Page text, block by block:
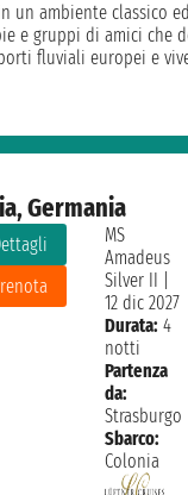
ambiente classico
e gruppi di amici
fluviali europei e
Germania
MS
Amadeus
Silver II
12 dic 2027
Durata: 4
notti
Partenza
da:
Strasburgo
Sbarco:
Colonia